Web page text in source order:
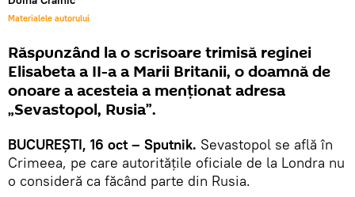
Materialele autorului
Răspunzând la o scrisoare trimisă reginei
Elisabeta a II-a a Marii Britanii, o doamnă de
onoare a acesteia a menţionat adresa
„Sevastopol, Rusia”.
BUCUREŞTI, 16 oct – Sputnik. Sevastopol se află în
Crimeea, pe care autoritățile oficiale de la Londra nu
o consideră ca făcând parte din Rusia.